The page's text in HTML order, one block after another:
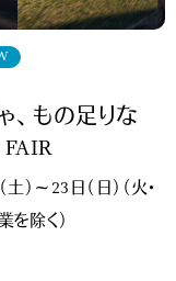
、 もの足りな
FAIR
）～23日（日）（火・
を除く）